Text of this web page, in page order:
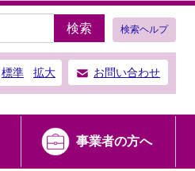
検索 検索ヘルプ
標準 拡大 お問い合わせ
事業者の方へ